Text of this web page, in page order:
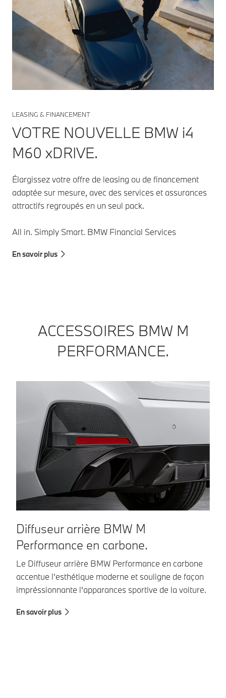
LEASING & FINANCEMENT
VOTRE NOUVELLE BMW i4
M60 xDRIVE.
Élargissez votre offre de leasing ou de financement
adaptée sur mesure, avec des services et assurances
attractifs regroupés en un seul pack.
All in. Simply Smart. BMW Financial Services
En savoir plus
ACCESSOIRES BMW M
PERFORMANCE.
Diffuseur arrière BMW M
Performance en carbone.
Le Diffuseur arrière BMW Performance en carbone
accentue l'esthétique moderne et souligne de façon
impréssionnante l'apparances sportive de la voiture.
En savoir plus